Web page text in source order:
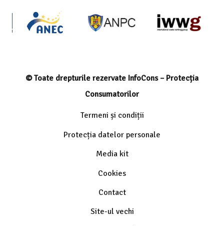
© Toate drepturile rezervate InfoCons – Protecția
Consumatorilor
Termeni și condiții
Protecția datelor personale
Media kit
Cookies
Contact
Site-ul vechi